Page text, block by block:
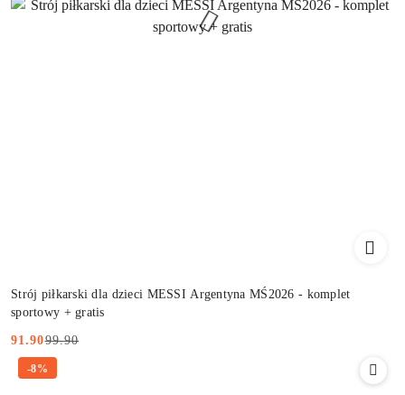
Strój piłkarski dla dzieci MESSI Argentyna MŚ2026 - komplet
sportowy + gratis
Cena
promocyjna:
91.90
Cena
przed
99.90
-8%